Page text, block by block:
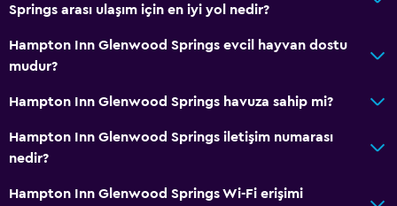
Springs arası ulaşım için en iyi yol nedir?
Hampton Inn Glenwood Springs evcil hayvan dostu
mudur?
Hampton Inn Glenwood Springs havuza sahip mi?
Hampton Inn Glenwood Springs iletişim numarası
nedir?
Hampton Inn Glenwood Springs Wi-Fi erişimi